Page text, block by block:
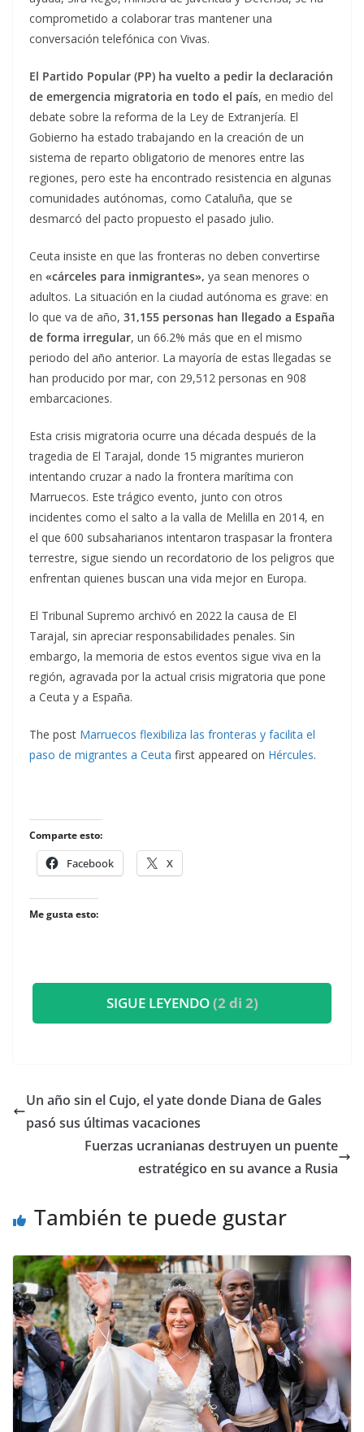
comprometido a colaborar tras mantener una
conversación telefónica con Vivas.
El Partido Popular (PP) ha vuelto a pedir la declaración
de emergencia migratoria en todo el país, en medio del
debate sobre la reforma de la Ley de Extranjería. El
Gobierno ha estado trabajando en la creación de un
sistema de reparto obligatorio de menores entre las
regiones, pero este ha encontrado resistencia en algunas
comunidades autónomas, como Cataluña, que se
desmarcó del pacto propuesto el pasado julio.
Ceuta insiste en que las fronteras no deben convertirse
en «cárceles para inmigrantes», ya sean menores o
adultos. La situación en la ciudad autónoma es grave: en
lo que va de año, 31,155 personas han llegado a España
de forma irregular, un 66.2% más que en el mismo
periodo del año anterior. La mayoría de estas llegadas se
han producido por mar, con 29,512 personas en 908
embarcaciones.
Esta crisis migratoria ocurre una década después de la
tragedia de El Tarajal, donde 15 migrantes murieron
intentando cruzar a nado la frontera marítima con
Marruecos. Este trágico evento, junto con otros
incidentes como el salto a la valla de Melilla en 2014, en
el que 600 subsaharianos intentaron traspasar la frontera
terrestre, sigue siendo un recordatorio de los peligros que
enfrentan quienes buscan una vida mejor en Europa.
El Tribunal Supremo archivó en 2022 la causa de El
Tarajal, sin apreciar responsabilidades penales. Sin
embargo, la memoria de estos eventos sigue viva en la
región, agravada por la actual crisis migratoria que pone
a Ceuta y a España.
The post Marruecos flexibiliza las fronteras y facilita el
paso de migrantes a Ceuta first appeared on Hércules.
Comparte esto:
Facebook X
Me gusta esto:
SIGUE LEYENDO(2 di 2)
​Un año sin el Cujo, el yate donde Diana de Gales
pasó sus últimas vacaciones
Fuerzas ucranianas destruyen un puente
estratégico en su avance a Rusia
También te puede gustar